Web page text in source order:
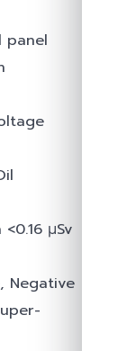
panel
μSv
Negative